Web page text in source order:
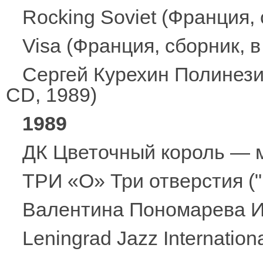
Rocking Soviet
Visa (Франция, сборник,
Сергей Курехин
CD, 1989)
1989
ДК Цветочный король —
ТРИ «О» Три отверстия
Валентина Пономарева
Leningrad Jazz